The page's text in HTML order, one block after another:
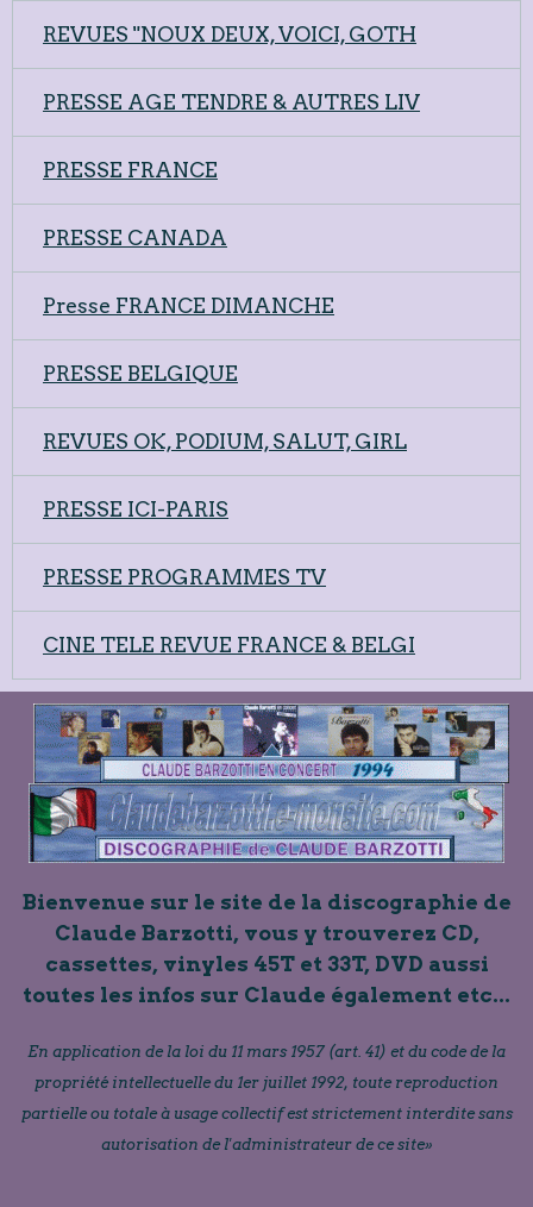
REVUES "NOUX DEUX, VOICI, GOTH
PRESSE AGE TENDRE & AUTRES LIV
PRESSE FRANCE
PRESSE CANADA
Presse FRANCE DIMANCHE
PRESSE BELGIQUE
REVUES OK, PODIUM, SALUT, GIRL
PRESSE ICI-PARIS
PRESSE PROGRAMMES TV
CINE TELE REVUE FRANCE & BELGI
Bienvenue sur le site de la discographie de
Claude Barzotti, vous y trouverez CD,
cassettes, vinyles 45T et 33T, DVD aussi
toutes les infos sur Claude également etc...
En application de la loi du 11 mars 1957 (art. 41) et du code de la
propriété intellectuelle du 1er juillet 1992, toute reproduction
partielle ou totale à usage collectif est strictement interdite sans
autorisation de l'administrateur de ce site»